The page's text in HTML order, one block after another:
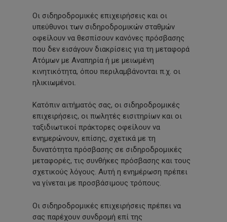
Οι σιδηροδρομικές επιχειρήσεις και οι
υπεύθυνοι των σιδηροδρομικών σταθμών
οφείλουν να θεσπίσουν κανόνες πρόσβασης
που δεν εισάγουν διακρίσεις για τη μεταφορά
Ατόμων με Αναπηρία ή με μειωμένη
κινητικότητα, όπου περιλαμβάνονται π.χ. οι
ηλικιωμένοι.
Κατόπιν αιτήματός σας, οι σιδηροδρομικές
επιχειρήσεις, οι πωλητές εισιτηρίων και οι
ταξιδιωτικοί πράκτορες οφείλουν να
ενημερώνουν, επίσης, σχετικά με τη
δυνατότητα πρόσβασης σε σιδηροδρομικές
μεταφορές, τις συνθήκες πρόσβασης και τους
σχετικούς λόγους. Αυτή η ενημέρωση πρέπει
να γίνεται με προσβάσιμους τρόπους.
Οι σιδηροδρομικές επιχειρήσεις πρέπει να
σας παρέχουν συνδρομή επί της